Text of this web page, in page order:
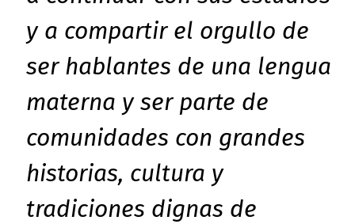
y a compartir el orgullo de
ser hablantes de una lengua
materna y ser parte de
comunidades con grandes
historias, cultura y
tradiciones dignas de